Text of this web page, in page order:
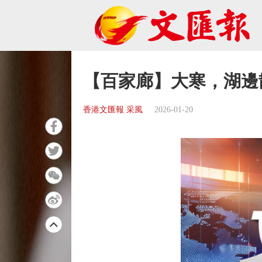
【百家廊】大寒，湖
香港文匯報 采風 2026-01-20